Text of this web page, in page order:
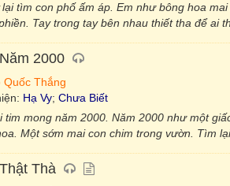
tìm con phố ấm áp. Em như bông hoa
Tay trong tay bên nhau thiết tha để ai
2000
Quốc Thắng
Hạ Vy; Chưa Biết
tim mong năm 2000. Năm 2000 như một
Một sớm mai con chim trong vườn. Tìm
Thà